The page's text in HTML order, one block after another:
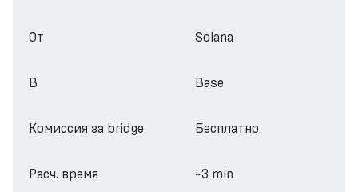
От Solana
В Base
Комиссия за bridge Бесплатно
Расч. время ~3 min